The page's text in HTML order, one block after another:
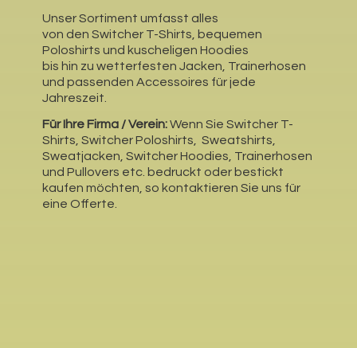
Unser Sortiment umfasst alles
von den Switcher T-Shirts, bequemen
Poloshirts und kuscheligen Hoodies
bis hin zu wetterfesten Jacken, Trainerhosen
und passenden Accessoires für jede
Jahreszeit.
Für Ihre Firma / Verein:Wenn Sie Switcher T-
Shirts, Switcher Poloshirts, Sweatshirts,
Sweatjacken, Switcher Hoodies, Trainerhosen
und Pullovers etc. bedruckt oder bestickt
kaufen möchten, so kontaktieren Sie uns für
eine Offerte.